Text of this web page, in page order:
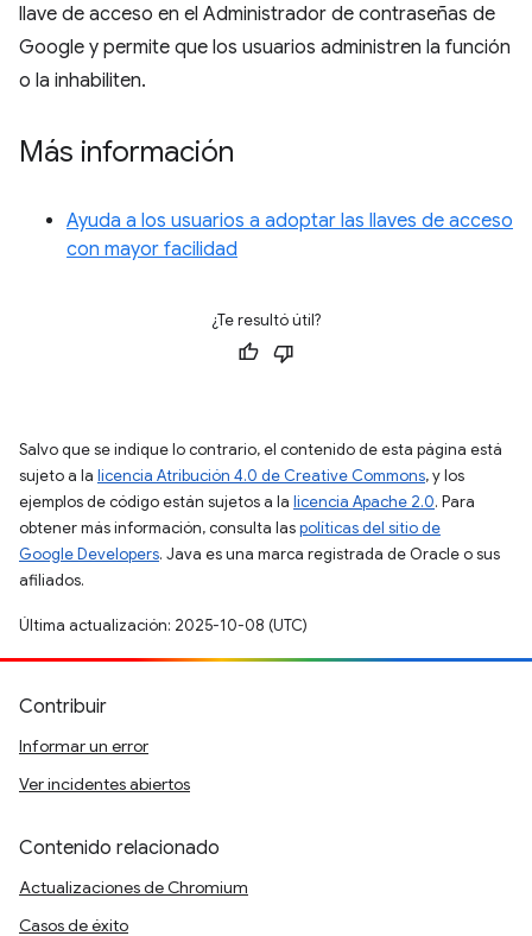
llave de acceso en el Administrador de contraseñas de
Google y permite que los usuarios administren la función
o la inhabiliten.
Más información
Ayuda a los usuarios a adoptar las llaves de acceso
con mayor facilidad
¿Te resultó útil?
Salvo que se indique lo contrario, el contenido de esta página está
sujeto a la licencia Atribución 4.0 de Creative Commons, y los
ejemplos de código están sujetos a la licencia Apache 2.0. Para
obtener más información, consulta laspolíticas del sitio de
Google Developers. Java es una marca registrada de Oracle o sus
afiliados.
Última actualización: 2025-10-08 (UTC)
Contribuir
Informar un error
Ver incidentes abiertos
Contenido relacionado
Actualizaciones de Chromium
Casos de éxito